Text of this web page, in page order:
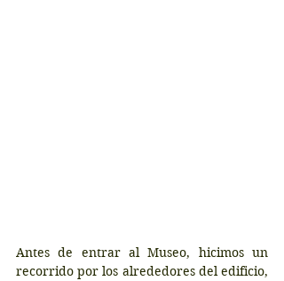
Antes de entrar al Museo, hicimos un
recorrido por los alrededores del edificio,